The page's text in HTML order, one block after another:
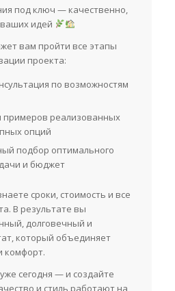
под ключ — качественно,
идей
вам пройти все этапы
проекта:
по возможностям
примеров реализованных
опций
подбор оптимального
и бюджет
сроки, стоимость и все
В результате вы
долговечный и
который объединяет
комфорт.
сегодня — и создайте
и стиль работают на